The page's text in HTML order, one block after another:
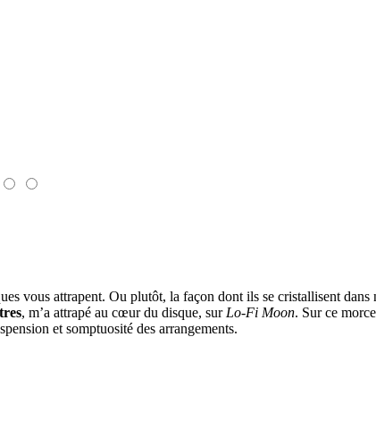
vous attrapent. Ou plutôt, la façon dont ils se cristallisent
, m’a attrapé au cœur du disque, sur Lo-Fi Moon. Sur ce
et somptuosité des arrangements.